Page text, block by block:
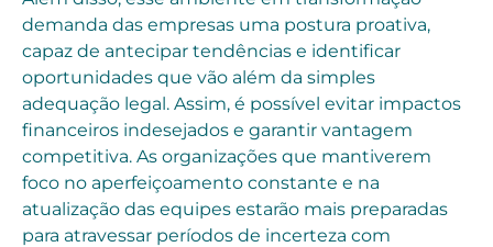
demanda das empresas uma postura proativa,
capaz de antecipar tendências e identificar
oportunidades que vão além da simples
adequação legal. Assim, é possível evitar impactos
financeiros indesejados e garantir vantagem
competitiva. As organizações que mantiverem
foco no aperfeiçoamento constante e na
atualização das equipes estarão mais preparadas
para atravessar períodos de incerteza com